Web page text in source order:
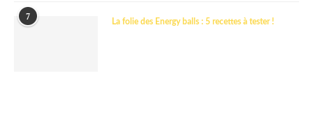
7 La folie des Energy balls : 5 recettes à tester !